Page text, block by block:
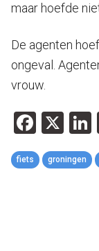
maar hoefde
De agenten
ongeval.
vrouw.
X
fiets groningen